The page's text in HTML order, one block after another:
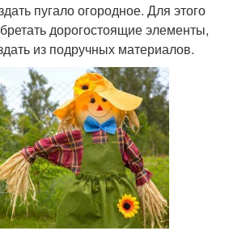
пугало огородное. Для этого
дорогостоящие элементы,
из подручных материалов.